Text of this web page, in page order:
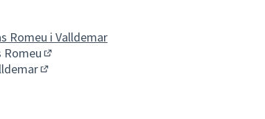
Romeu i Valldemar
Romeu
(Enllaç extern)